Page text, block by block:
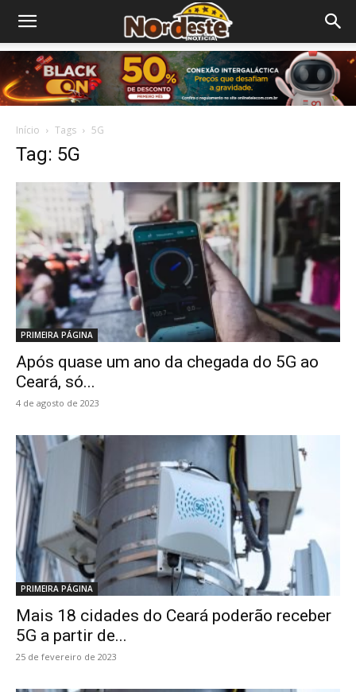
Início Tags 5G
Tag: 5G
PRIMEIRA PÁGINA
Após quase um ano da chegada do 5G ao
Ceará, só...
4 de agosto de 2023
PRIMEIRA PÁGINA
Mais 18 cidades do Ceará poderão receber
5G a partir de...
25 de fevereiro de 2023